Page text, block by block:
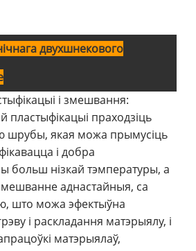
двухшнекового
і змешвання:
пластыфікацыі праходзіць
шрубы, якая можа прымусіць
і добра
больш нізкай тэмпературы, а
аднастайныя, са
што можа эфектыўна
і раскладання матэрыялу, і
матэрыялаў,